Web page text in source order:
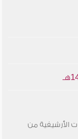
الأرشيفية من